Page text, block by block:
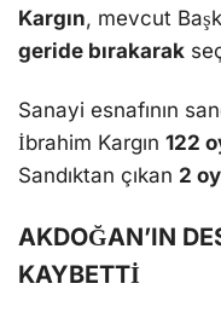
Kargın, mevcut
geride bırakarak
Sanayi esnafının
İbrahim Kargın 122
Sandıktan çıkan 2
AKDOĞAN’IN
KAYBETTİ